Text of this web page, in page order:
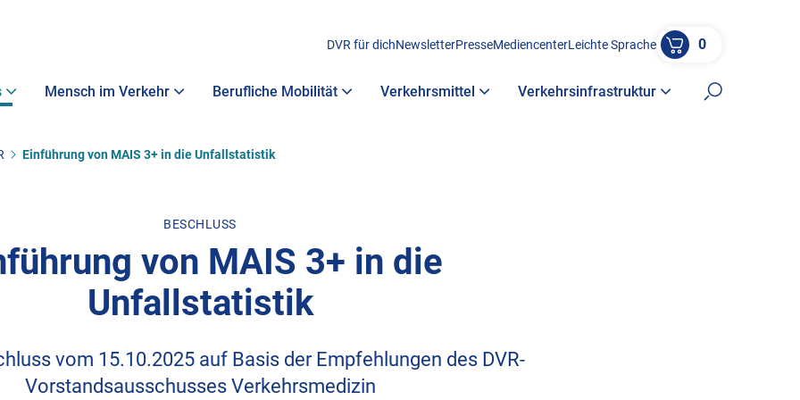
DVR für dichNewsletterPresseMediencenterLeichte Sprache 0
Mensch im Verkehr Berufliche Mobilität Verkehrsmittel Verkehrsinfrastruktur
Suche
Einführung von MAIS 3+ in die Unfallstatistik
BESCHLUSS
von MAIS 3+ in die
Unfallstatistik
vom 15.10.2025 auf Basis der Empfehlungen des DVR-
Vorstandsausschusses Verkehrsmedizin